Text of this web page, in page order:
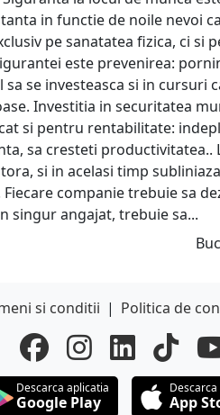
in functie de noile nevoi
pe sanatatea fizica, ci si
este prevenirea:
se investeasca si in cursuri
Investitia in securitatea
si pentru rentabilitate:
sa cresteti productivitatea..
si in acelasi timp
companie trebuie sa
singur angajat, trebuie sa...
si conditii | Politica de
Descarca aplicatia
Google Play App